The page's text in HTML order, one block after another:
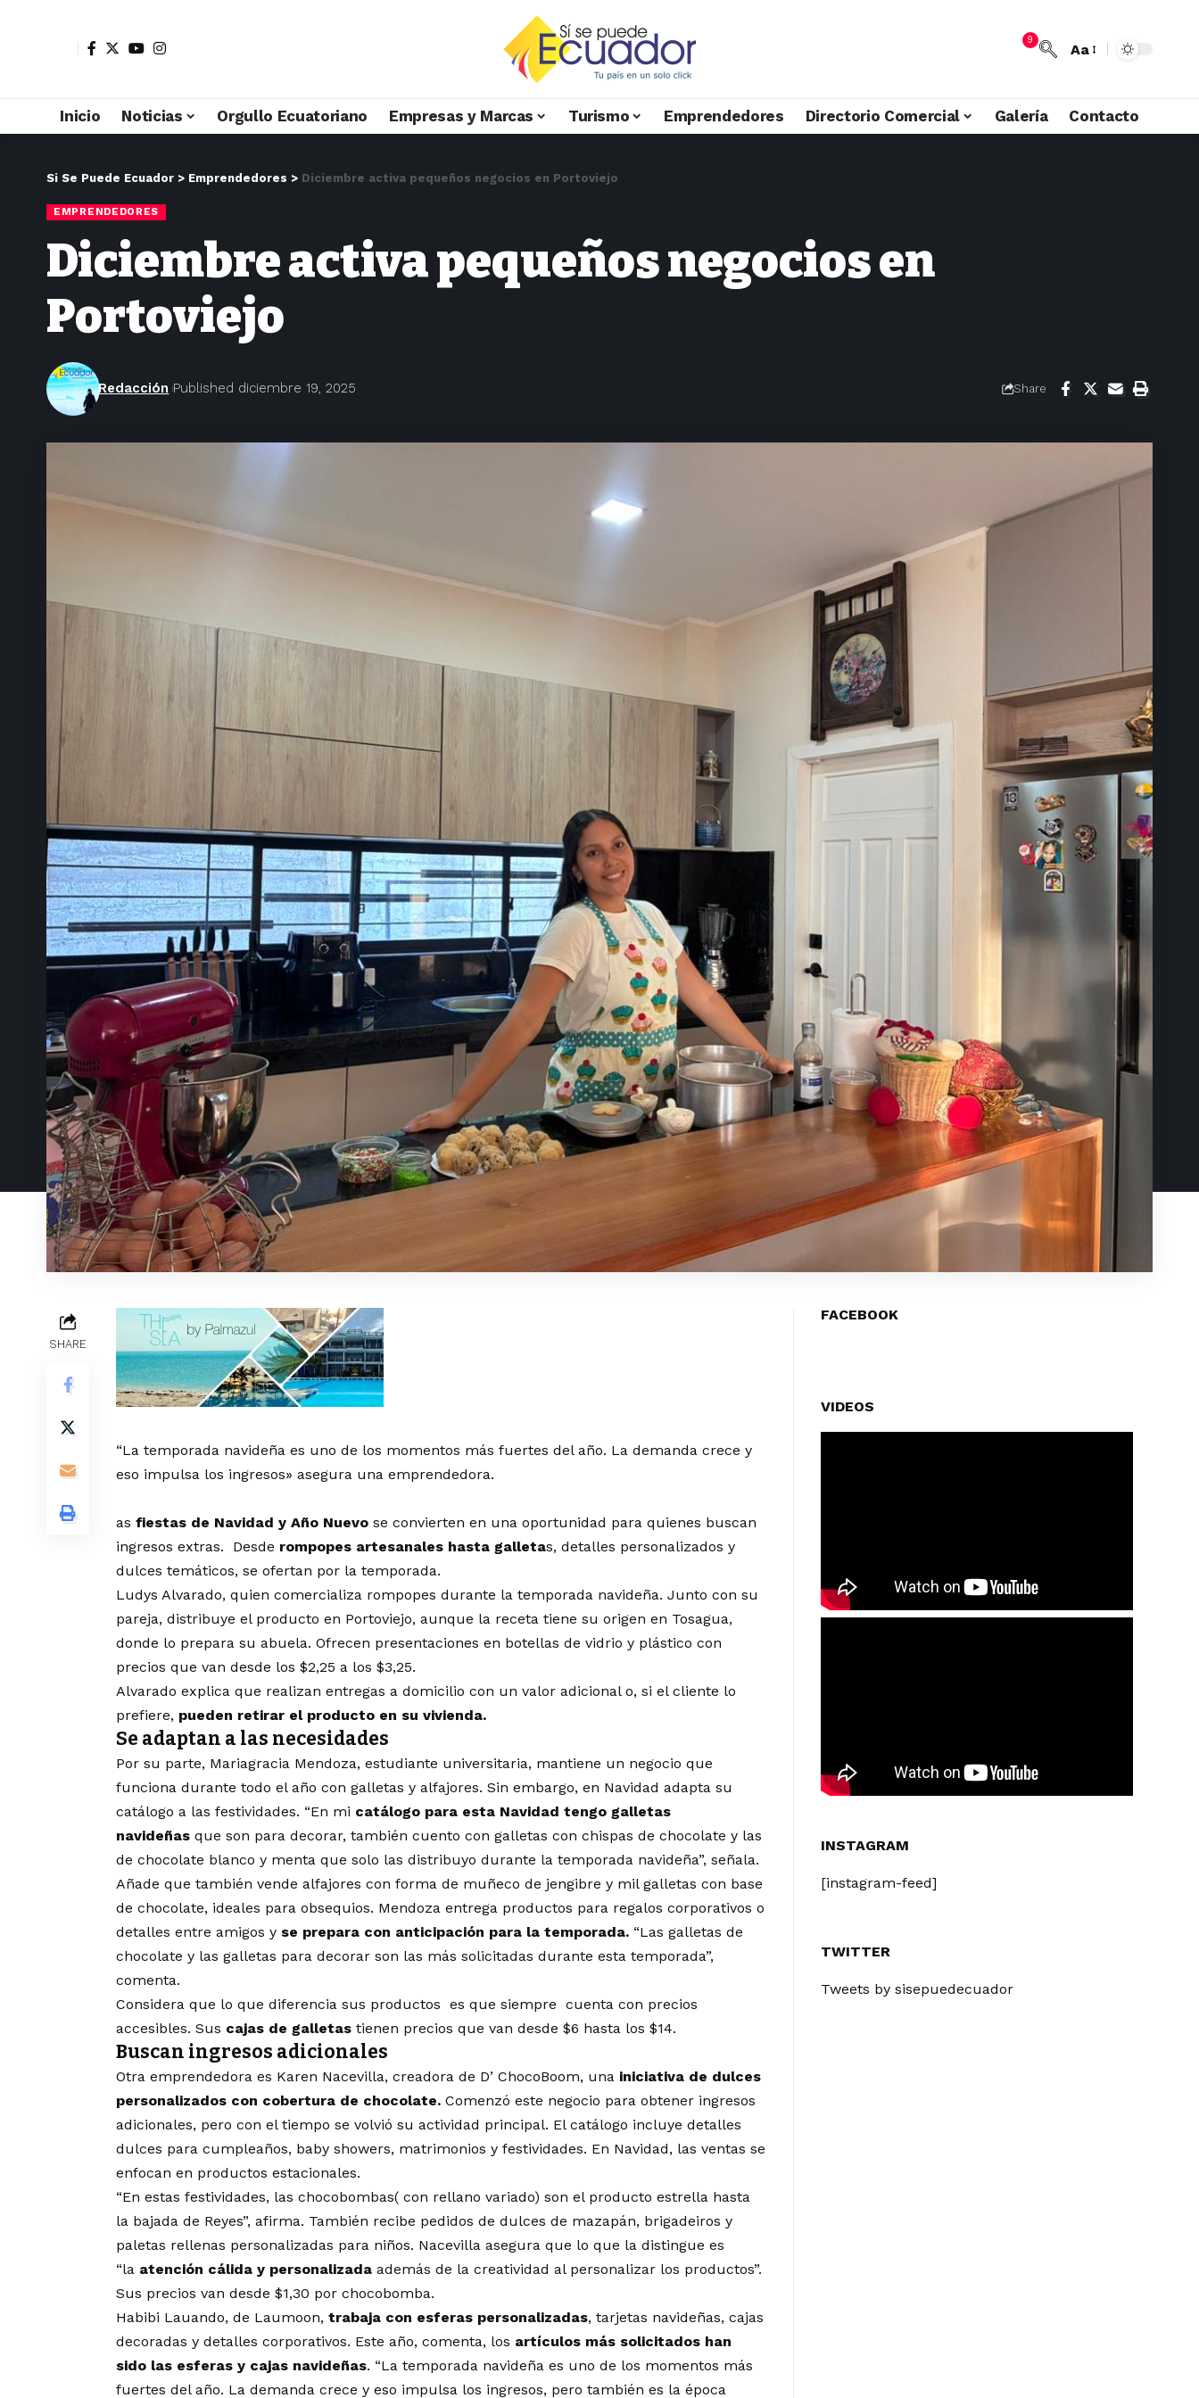
9
Aa
Inicio Noticias Orgullo Ecuatoriano Empresas y Marcas Turismo Emprendedores Directorio Comercial Galería Contacto
Si Se Puede Ecuador > Emprendedores > Diciembre activa pequeños negocios en Portoviejo
EMPRENDEDORES
Diciembre activa pequeños negocios en
Portoviejo
Redacción Published diciembre 19, 2025 Share
SHARE
“La temporada navideña es uno de los momentos más fuertes del año. La demanda crece y
eso impulsa los ingresos» asegura una emprendedora.
as fiestas de Navidad y Año Nuevo se convierten en una oportunidad para quienes buscan
ingresos extras. Desde rompopes artesanales hasta galletas, detalles personalizados y
dulces temáticos, se ofertan por la temporada.
Ludys Alvarado, quien comercializa rompopes durante la temporada navideña. Junto con su
pareja, distribuye el producto en Portoviejo, aunque la receta tiene su origen en Tosagua,
donde lo prepara su abuela. Ofrecen presentaciones en botellas de vidrio y plástico con
precios que van desde los $2,25 a los $3,25.
Alvarado explica que realizan entregas a domicilio con un valor adicional o, si el cliente lo
prefiere, pueden retirar el producto en su vivienda.
Se adaptan a las necesidades
Por su parte, Mariagracia Mendoza, estudiante universitaria, mantiene un negocio que
funciona durante todo el año con galletas y alfajores. Sin embargo, en Navidad adapta su
catálogo a las festividades. “En mi catálogo para esta Navidad tengo galletas
navideñas que son para decorar, también cuento con galletas con chispas de chocolate y las
de chocolate blanco y menta que solo las distribuyo durante la temporada navideña”, señala.
Añade que también vende alfajores con forma de muñeco de jengibre y mil galletas con base
de chocolate, ideales para obsequios. Mendoza entrega productos para regalos corporativos o
detalles entre amigos y se prepara con anticipación para la temporada. “Las galletas de
chocolate y las galletas para decorar son las más solicitadas durante esta temporada”,
comenta.
Considera que lo que diferencia sus productos es que siempre cuenta con precios
accesibles. Sus cajas de galletas tienen precios que van desde $6 hasta los $14.
Buscan ingresos adicionales
Otra emprendedora es Karen Nacevilla, creadora de D’ ChocoBoom, una iniciativa de dulces
personalizados con cobertura de chocolate. Comenzó este negocio para obtener ingresos
adicionales, pero con el tiempo se volvió su actividad principal. El catálogo incluye detalles
dulces para cumpleaños, baby showers, matrimonios y festividades. En Navidad, las ventas se
enfocan en productos estacionales.
“En estas festividades, las chocobombas( con rellano variado) son el producto estrella hasta
la bajada de Reyes”, afirma. También recibe pedidos de dulces de mazapán, brigadeiros y
paletas rellenas personalizadas para niños. Nacevilla asegura que lo que la distingue es
“la atención cálida y personalizada además de la creatividad al personalizar los productos”.
Sus precios van desde $1,30 por chocobomba.
Habibi Lauando, de Laumoon, trabaja con esferas personalizadas, tarjetas navideñas, cajas
decoradas y detalles corporativos. Este año, comenta, los artículos más solicitados han
sido las esferas y cajas navideñas. “La temporada navideña es uno de los momentos más
fuertes del año. La demanda crece y eso impulsa los ingresos, pero también es la época
FACEBOOK
VIDEOS
INSTAGRAM
[instagram-feed]
TWITTER
Tweets by sisepuedecuador